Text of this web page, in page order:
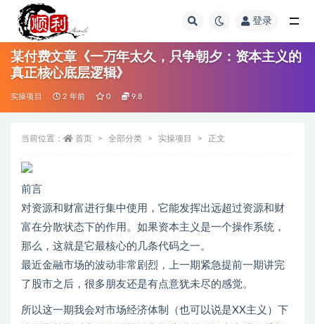
登录
某付费文章《一万年太久，只争朝夕：资本主义的
真正核心底层逻辑》
实操项目 2 年前 0 9.8
当前位置： 首页 全部分类 实操项目 正文
前言
对资源和财富进行集中使用，它能发挥出远超过资源和财
富在分散状态下的作用。如果资本主义是一个操作系统，
那么，这就是它最核心的几条代码之一。
最近金融市场的波动非常剧烈，上一期紧急提前一期讲完
了股市之后，很多朋友还是有点意犹未尽的感觉。
所以这一期我会对市场经济体制（也可以说是XX主义）下
全部